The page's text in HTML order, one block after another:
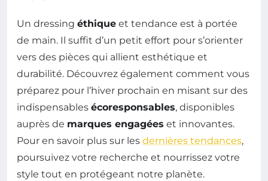
Un dressing éthique et tendance est à portée
de main. Il suffit d’un petit effort pour s’orienter
vers des pièces qui allient esthétique et
durabilité. Découvrez également comment vous
préparez pour l’hiver prochain en misant sur des
indispensables écoresponsables, disponibles
auprès de marques engagées et innovantes.
Pour en savoir plus sur les dernières tendances,
poursuivez votre recherche et nourrissez votre
style tout en protégeant notre planète.